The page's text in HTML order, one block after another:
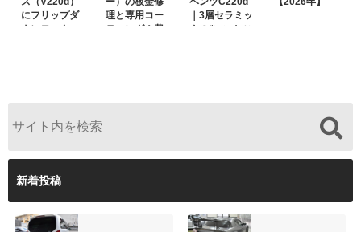
にフリップダ
ウンモニター
理と専用コー
ティング！費
｜3層セラミッ
クの“いいとこ
新着投稿